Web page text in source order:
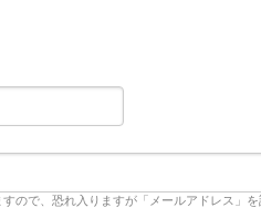
ので、恐れ入りますが「メールアドレス」